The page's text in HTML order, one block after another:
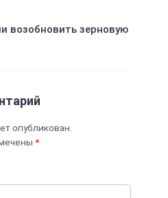
возобновить зерновую
опубликован.
*